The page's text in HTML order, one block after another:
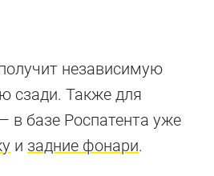
независимую
сзади. Также для
в базе Роспатента уже
и задние фонари.